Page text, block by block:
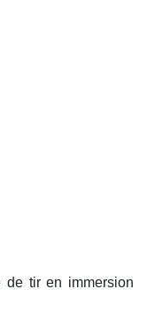
de tir en immersion